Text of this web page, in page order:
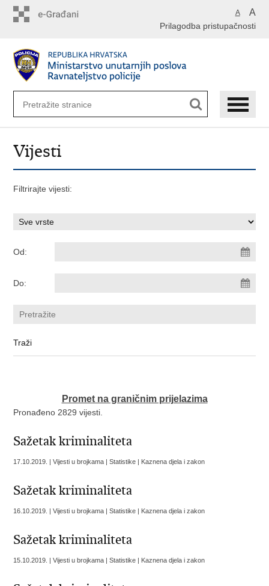
A A
Prilagodba pristupačnosti
Vijesti
Filtrirajte vijesti:
Od:
Do:
Promet na graničnim prijelazima
Pronađeno 2829 vijesti.
Sažetak kriminaliteta
17.10.2019. | Vijesti u brojkama | Statistike | Kaznena djela i zakon
Sažetak kriminaliteta
16.10.2019. | Vijesti u brojkama | Statistike | Kaznena djela i zakon
Sažetak kriminaliteta
15.10.2019. | Vijesti u brojkama | Statistike | Kaznena djela i zakon